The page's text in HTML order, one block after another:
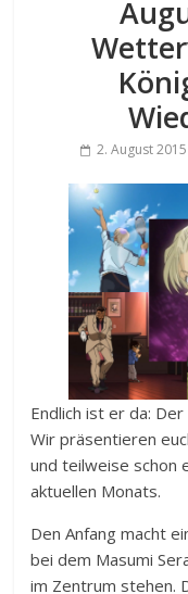
2. August 2015
Endlich ist er da:
Wir präsentieren
und teilweise schon
aktuellen Monats.
Den Anfang macht
bei dem Masumi
im Zentrum stehen.